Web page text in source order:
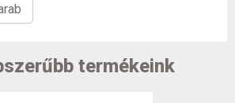
termékeink